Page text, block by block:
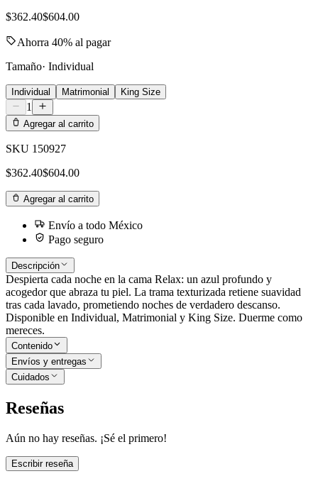
$362.40$604.00
Ahorra 40% al pagar
Tamaño· Individual
Individual Matrimonial King Size
1
Agregar al carrito
SKU 150927
$362.40$604.00
Agregar al carrito
Envío a todo México
Pago seguro
Descripción
Despierta cada noche en la cama Relax: un azul profundo y
acogedor que abraza tu piel. La trama texturizada retiene suavidad
tras cada lavado, prometiendo noches de verdadero descanso.
Disponible en Individual, Matrimonial y King Size. Duerme como
mereces.
Contenido
Envíos y entregas
Cuidados
Reseñas
Aún no hay reseñas. ¡Sé el primero!
Escribir reseña